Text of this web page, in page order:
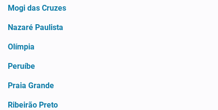
Mogi das Cruzes
Nazaré Paulista
Olímpia
Peruíbe
Praia Grande
Ribeirão Preto